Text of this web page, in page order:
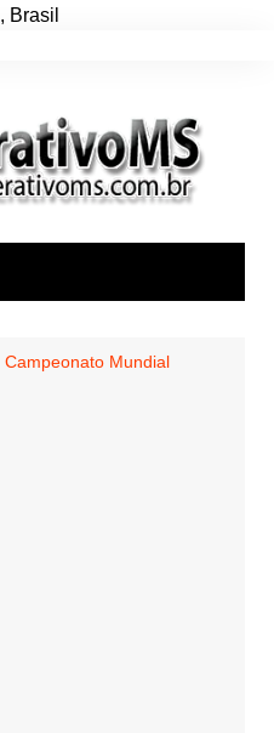
, Brasil
Campeonato Mundial